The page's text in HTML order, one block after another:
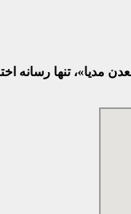
مدیا»، تنها